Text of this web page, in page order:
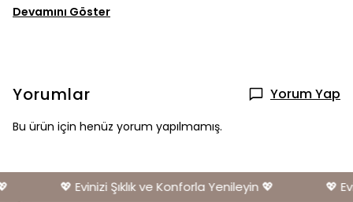
Devamını Göster
Yorumlar Yorum Yap
Bu ürün için henüz yorum yapılmamış.
💖 Evinizi Şıklık ve Konforla Yenileyin 💖 💖